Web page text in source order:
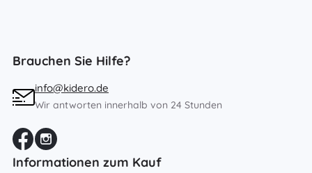
Brauchen Sie Hilfe?
info@kidero.de
Wir antworten innerhalb von 24 Stunden
Informationen zum Kauf